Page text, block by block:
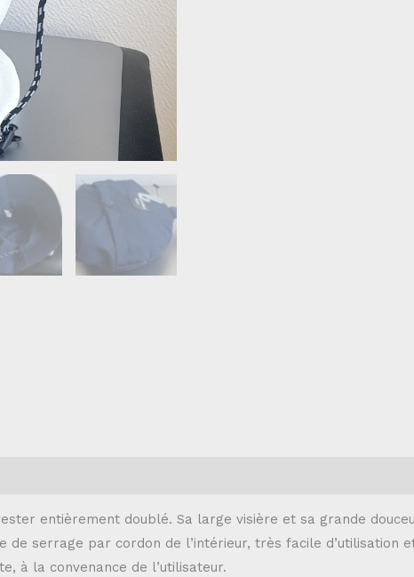
entièrement doublé. Sa large visière et sa grande
de serrage par cordon de l’intérieur, très facile d’utilisation
à la convenance de l’utilisateur.